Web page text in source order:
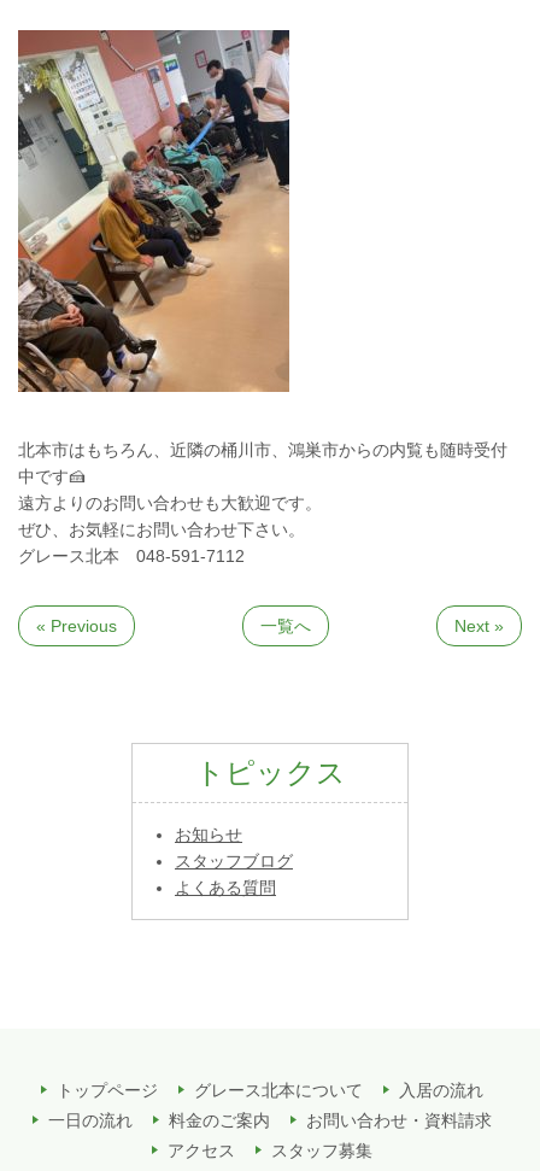
北本市はもちろん、近隣の桶川市、鴻巣市からの内覧も随時受付
中です🍰
遠方よりのお問い合わせも大歓迎です。
ぜひ、お気軽にお問い合わせ下さい。
グレース北本 048-591-7112
« Previous 一覧へ Next »
トピックス
お知らせ
スタッフブログ
よくある質問
トップページ グレース北本について
入居の流れ
一日の流れ
料金のご案内
お問い合わせ・資料請求
アクセス
スタッフ募集